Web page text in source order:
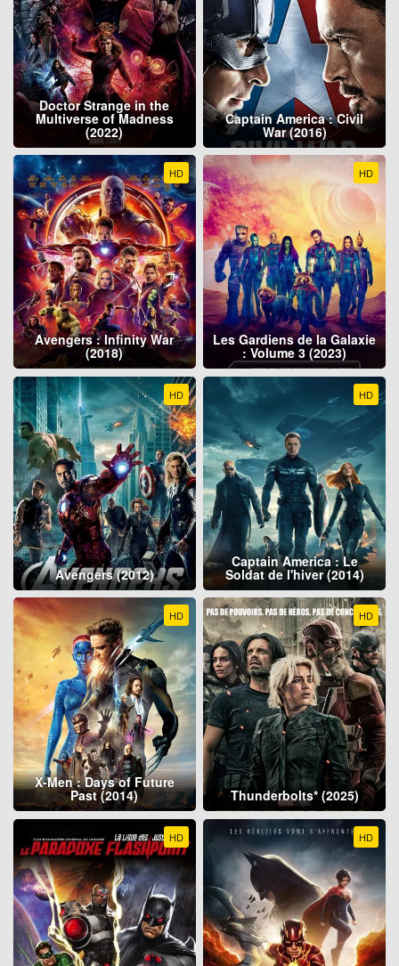
Doctor Strange in the
Multiverse of Madness
(2022)
Captain America : Civil
War (2016)
HD
Avengers : Infinity War
(2018)
HD
Les Gardiens de la Galaxie
: Volume 3 (2023)
HD
Avengers (2012)
HD
Captain America : Le
Soldat de l'hiver (2014)
HD
X-Men : Days of Future
Past (2014)
HD
Thunderbolts* (2025)
HD HD